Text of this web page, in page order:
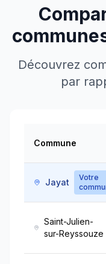
Découvrez
par
Commune
Jayat
Votre
Saint-Julien-
sur-Reyssouze